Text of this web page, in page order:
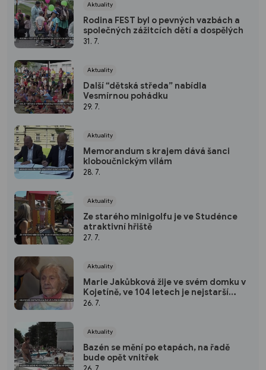
Aktuality
Rodina FEST byl o pevných vazbách a
společných zážitcích dětí a dospělých
31. 7.
Aktuality
Další “dětská středa” nabídla
Vesmírnou pohádku
29. 7.
Aktuality
Memorandum s krajem dává šanci
kloboučnickým vilám
28. 7.
Aktuality
Ze starého minigolfu je ve Studénce
atraktivní hřiště
27. 7.
Aktuality
Marie Jakůbková žije ve svém domku v
Kojetíně, ve 104 letech je nejstarší
obyvatelkou Nového Jičína
26. 7.
Aktuality
Bazén se mění po etapách, na řadě
bude opět vnitřek